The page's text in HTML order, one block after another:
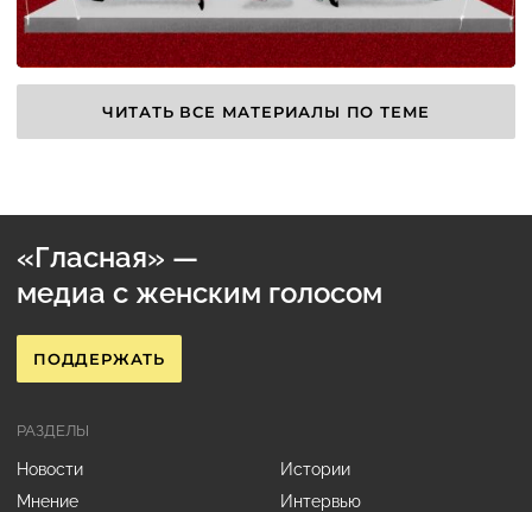
ЧИТАТЬ ВСЕ МАТЕРИАЛЫ ПО ТЕМЕ
«Гласная» —
медиа с женским голосом
ПОДДЕРЖАТЬ
РАЗДЕЛЫ
Новости
Истории
Мнение
Интервью